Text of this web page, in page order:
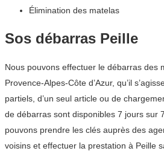
Élimination des matelas
Sos débarras Peille
Nous pouvons effectuer le débarras des
Provence-Alpes-Côte d’Azur, qu’il
partiels, d’un seul article ou de
de débarras sont disponibles 7 jours sur
pouvons prendre les clés auprès des
voisins et effectuer la prestation à Peille